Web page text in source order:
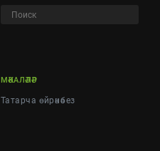
МӘКАЛӘЛӘР
Татарча өйрәнәбез